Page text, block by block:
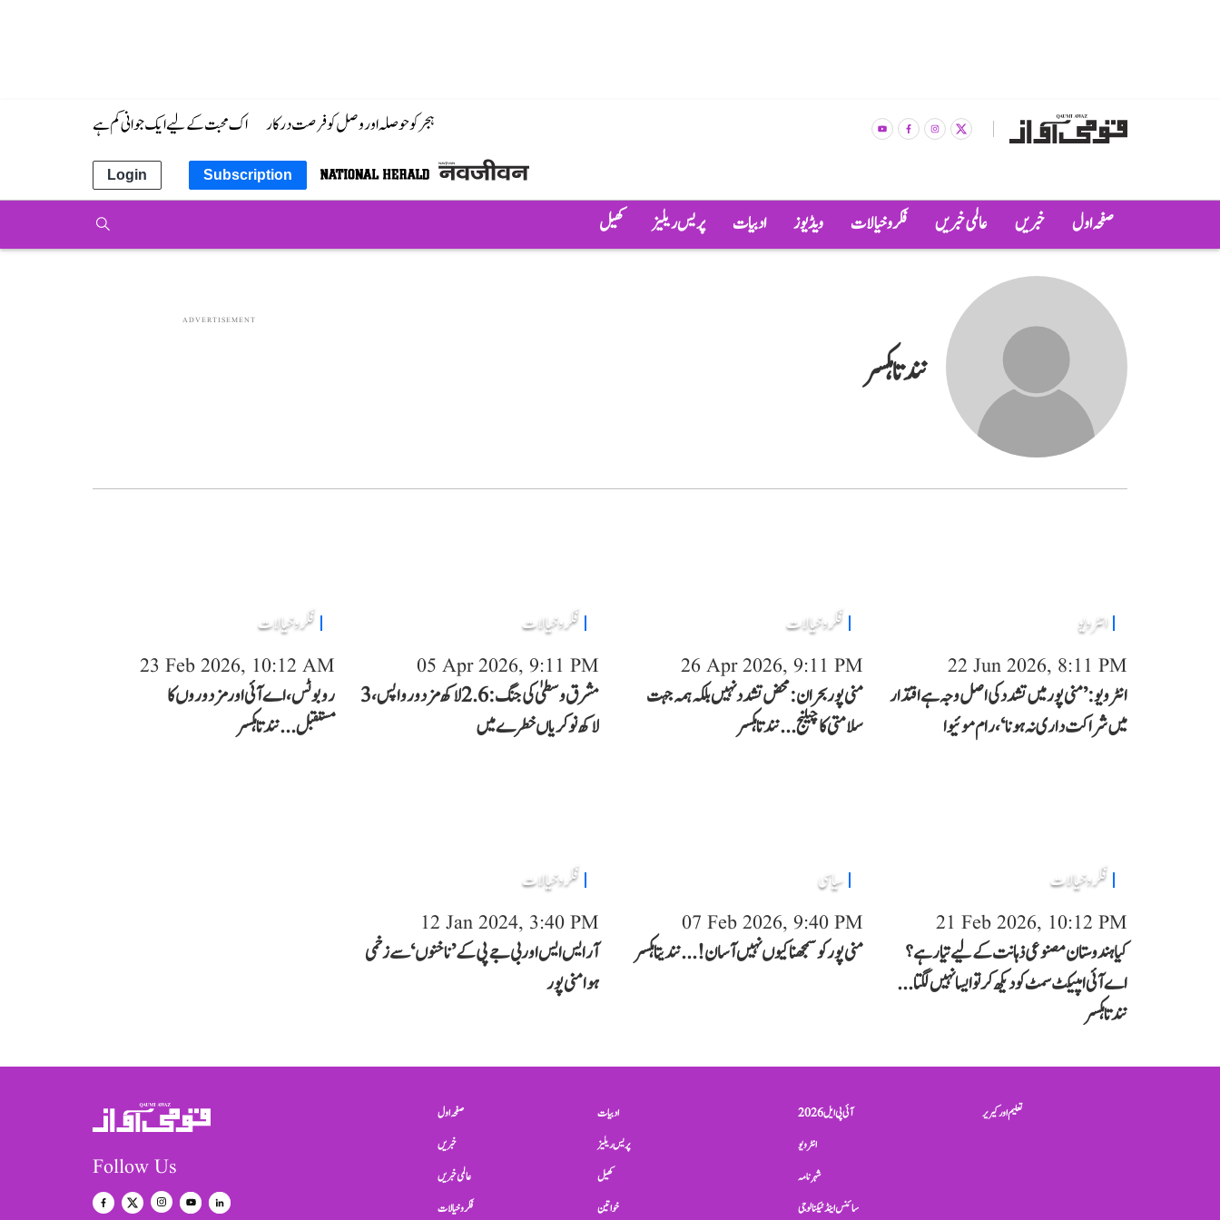
ہجر کو حوصلہ اور وصل کو فرصت درکار اک محبت کے لیے ایک جوانی کم ہے
Subscription
Login
صفحہ اول خبریں عالمی خبریں فکر و خیالات ویڈیوز ادبیات پریس ریلیز کھیل
نندتا ہکسر
ADVERTISEMENT
انٹرویو
22 Jun 2026, 8:11 PM
انٹرویو: ’منی پور میں تشدد کی اصل وجہ ہے اقتدار
میں شراکت داری نہ ہونا‘، رام موئیوا
فکر و خیالات
26 Apr 2026, 9:11 PM
منی پور بحران: محض تشدد نہیں بلکہ ہمہ جہت
سلامتی کا چیلنج...نندتا ہکسر
فکر و خیالات
05 Apr 2026, 9:11 PM
مشرق وسطیٰ کی جنگ: 2.6 لاکھ مزدور واپس، 3
لاکھ نوکریاں خطرے میں
فکر و خیالات
23 Feb 2026, 10:12 AM
روبوٹس، اے آئی اور مزدوروں کا
مستقبل...نندتا ہکسر
فکر و خیالات
21 Feb 2026, 10:12 PM
کیا ہندوستان مصنوعی ذہانت کے لیے تیار ہے؟
اے آئی امپیکٹ سمٹ کو دیکھ کر تو ایسا نہیں لگتا...
نندتا ہکسر
سیاسی
07 Feb 2026, 9:40 PM
منی پور کو سمجھنا کیوں نہیں آسان!... نندیتا ہکسر
فکر و خیالات
12 Jan 2024, 3:40 PM
آر ایس ایس اور بی جے پی کے ’ناخنوں‘ سے زخمی
ہوا منی پور
Follow Us
صفحہ اول
خبریں
عالمی خبریں
فکر و خیالات
ادبیات
پریس ریلیز
کھیل
خواتین
آئی پی ایل 2026
انٹرویو
شہرنامہ
سائنس اینڈ ٹیکنالوجی
تعلیم اور کیریر